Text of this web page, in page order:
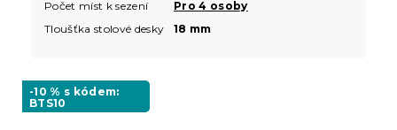
Počet míst k sezení
Pro 4 osoby
Tloušťka stolové desky
18 mm
-10 % s kódem:
BTS10